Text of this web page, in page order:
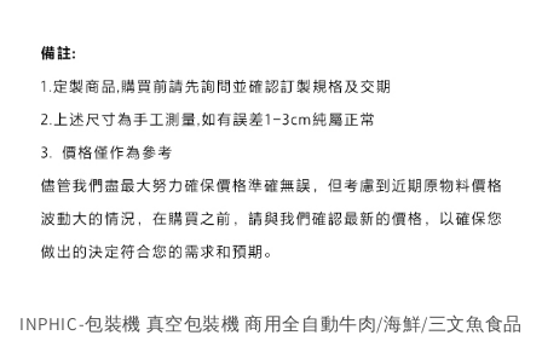
INPHIC-包裝機 真空包裝機 商用全自動牛肉/海鮮/三文魚食品